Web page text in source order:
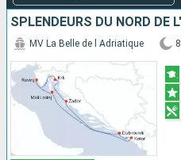
MV La Belle de l Adriatique